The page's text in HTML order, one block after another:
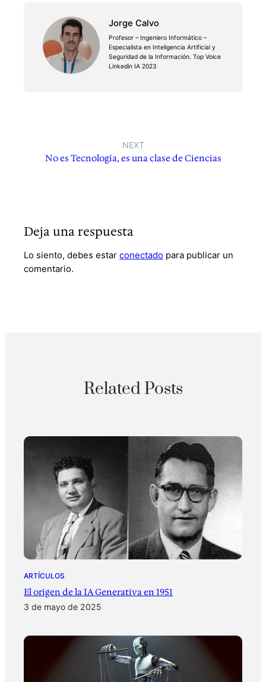
Jorge Calvo
Profesor – Ingeniero Informático –
Especialista en Inteligencia Artificial y
Seguridad de la Información. Top Voice
Linkedin IA 2023
NEXT
No es Tecnología, es una clase de Ciencias
Deja una respuesta
Lo siento, debes estarconectado para publicar un
comentario.
Related Posts
ARTÍCULOS
El origen de la IA Generativa en 1951
3 de mayo de 2025